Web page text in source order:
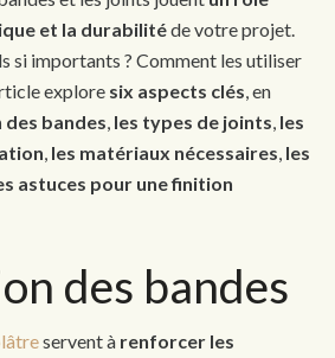
et la durabilitéde votre projet.
si importants ? Comment les utiliser
explore six aspects clés , en
bandes les types de joints les
les matériaux nécessaires les
astuces pour une finition
des bandes
servent à renforcer les